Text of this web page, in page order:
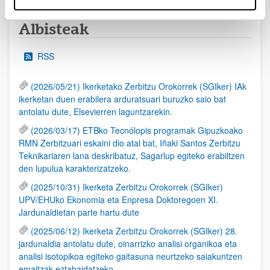
Albisteak
RSS
(2026/05/21) Ikerketako Zerbitzu Orokorrek (SGIker) IAk
ikerketan duen erabilera arduratsuari buruzko saio bat
antolatu dute, Elsevierren laguntzarekin.
(2026/03/17) ETBko Tecnólopis programak Gipuzkoako
RMN Zerbitzuari eskaini dio atal bat, Iñaki Santos Zerbitzu
Teknikariaren lana deskribatuz, Sagarlup egiteko erabiltzen
den lupulua karakterizatzeko.
(2025/10/31) Ikerketa Zerbitzu Orokorrek (SGIker)
UPV/EHUko Ekonomia eta Enpresa Doktoregoen XI.
Jardunaldietan parte hartu dute
(2025/06/12) Ikerketa Zerbitzu Orokorrek (SGIker) 28.
jardunaldia antolatu dute, oinarrizko analisi organikoa eta
analisi isotopikoa egiteko gaitasuna neurtzeko saiakuntzen